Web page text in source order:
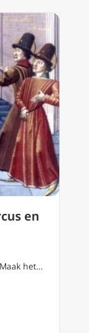
en
het…
Marcus en